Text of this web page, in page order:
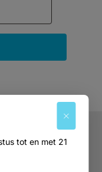
tot en met 21